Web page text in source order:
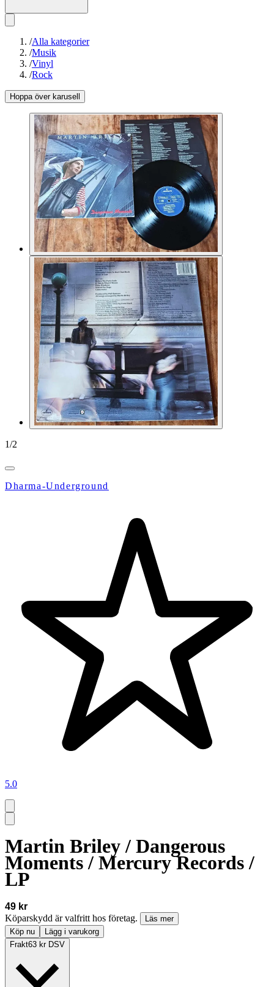
/Alla kategorier
/Musik
/Vinyl
/Rock
Hoppa över karusell
1/2
Dharma-Underground
5.0
Martin Briley / Dangerous
Moments / Mercury Records /
LP
49 kr
Köparskydd är valfritt hos företag.
Läs mer
Köp nu
Lägg i varukorg
Frakt63 kr DSV